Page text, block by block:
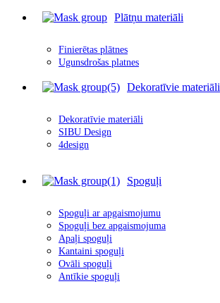
Plātņu materiāli
Finierētas plātnes
Ugunsdrošas platnes
Dekoratīvie materiāli
Dekoratīvie materiāli
SIBU Design
4design
Spoguļi
Spoguļi ar apgaismojumu
Spoguļi bez apgaismojuma
Apaļi spoguļi
Kantaini spoguļi
Ovāli spoguļi
Antīkie spoguļi